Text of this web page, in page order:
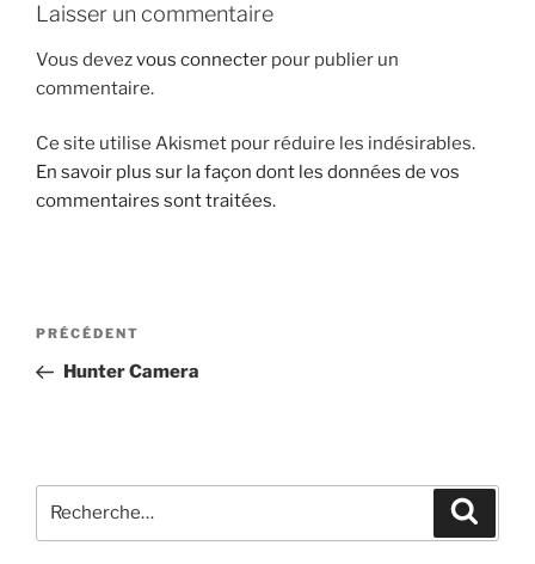
Laisser un commentaire
Vous devezvous connecter pour publier un
commentaire.
Ce site utilise Akismet pour réduire les indésirables.
En savoir plus sur la façon dont les données de vos
commentaires sont traitées.
Navigation
l’article
Article
précédent
PRÉCÉDENT
Hunter Camera
pour